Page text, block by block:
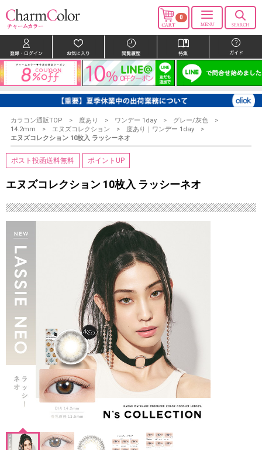
0
カラコン通販TOP 度あり ワンデー 1day
グレー/灰色
14.2mm
エヌズコレクション
度あり｜ワンデー 1day
エヌズコレクション 10枚入 ラッシーネオ
ポスト投函送料無料 ポイントUP
エヌズコレクション 10枚入 ラッシーネオ